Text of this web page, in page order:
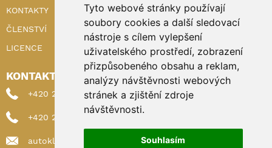
Tyto webové stránky používají
soubory cookies a další sledovací
nástroje s cílem vylepšení
uživatelského prostředí, zobrazení
přizpůsobeného obsahu a reklam,
analýzy návštěvnosti webových
stránek a zjištění zdroje
návštěvnosti.
Souhlasím
KONTAKTY
ČLENSTVÍ
LICENCE
KONTAKTY
+420 222 898 224 (sekretariat)
+420 222 898 221 (členství)
autoklub@autoklub.cz